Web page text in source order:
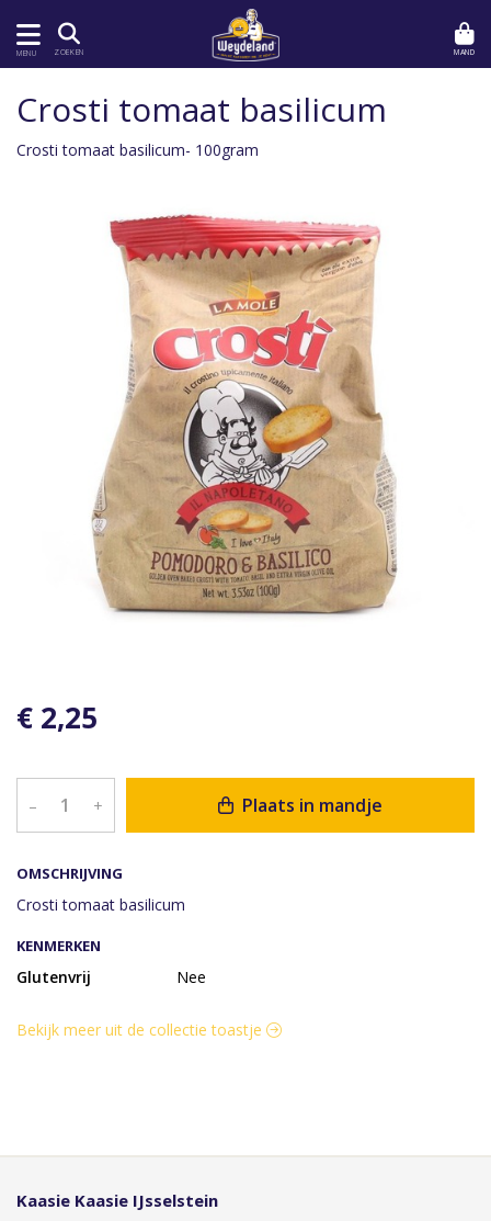
MENU ZOEKEN MAND
OMSCHRIJVING
Crosti tomaat basilicum
Crosti tomaat basilicum
Crosti tomaat basilicum- 100gram
€ 2,25
– + Plaats in mandje
KENMERKEN
Glutenvrij Nee
Bekijk meer uit de collectie toastje
Kaasie Kaasie IJsselstein